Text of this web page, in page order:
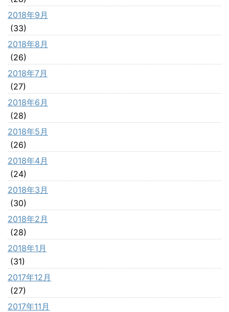
2018年9月
(33)
2018年8月
(26)
2018年7月
(27)
2018年6月
(28)
2018年5月
(26)
2018年4月
(24)
2018年3月
(30)
2018年2月
(28)
2018年1月
(31)
2017年12月
(27)
2017年11月